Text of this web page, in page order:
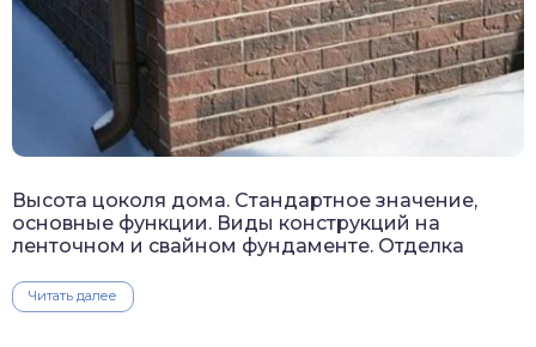
Высота цоколя дома. Стандартное значение,
основные функции. Виды конструкций на
ленточном и свайном фундаменте. Отделка
Читать далее